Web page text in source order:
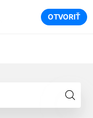
OTVORIŤ